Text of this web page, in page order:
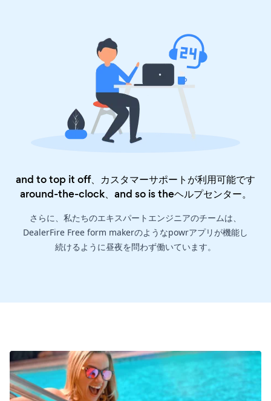
and to top it off、カスタマーサポートが利用可能です
around-the-clock、and so is theヘルプセンター。
さらに、私たちのエキスパートエンジニアのチームは、
DealerFire Free form makerのようなpowrアプリが機能し
続けるように昼夜を問わず働いています。